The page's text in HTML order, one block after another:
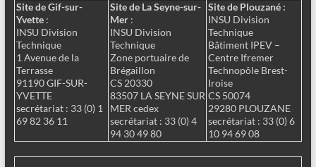
Site de Gif-sur-
Yvette:
INSU Division
Technique
1 Avenue de la
Terrasse
91190 GIF-SUR-
YVETTE
secrétariat : 33 (0) 1
69 82 36 11
Site de La Seyne-sur-
Mer:
INSU Division
Technique
Zone portuaire de
Brégaillon
CS 20330
83507 LA SEYNE SUR
MER cedex
secrétariat : 33 (0) 4
94 30 49 80
Site de Plouzané :
INSU Division
Technique
Bâtiment IPEV –
Centre Ifremer
Technopôle Brest-
Iroise
CS 50074
29280 PLOUZANE
secrétariat : 33 (0) 6
10 94 69 08